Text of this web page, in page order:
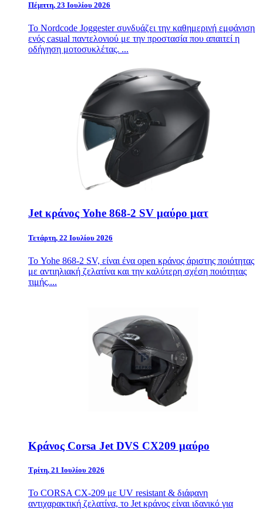
Πέμπτη, 23 Ιουλίου 2026
Το Nordcode Joggester συνδυάζει την καθημερινή εμφάνιση
ενός casual παντελονιού με την προστασία που απαιτεί η
οδήγηση μοτοσυκλέτας. ...
Jet κράνος Yohe 868-2 SV μαύρο ματ
Τετάρτη, 22 Ιουλίου 2026
Το Yohe 868-2 SV, είναι ένα open κράνος άριστης ποιότητας
με αντιηλιακή ζελατίνα και την καλύτερη σχέση ποιότητας
τιμής....
Κράνος Corsa Jet DVS CX209 μαύρο
Τρίτη, 21 Ιουλίου 2026
Το CORSA CX-209 με UV resistant & διάφανη
αντιχαρακτική ζελατίνα, το Jet κράνος είναι ιδανικό για